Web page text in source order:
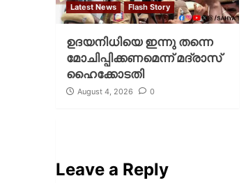
Latest News Flash Story
ഉദയനിധിയെ ഇന്നു തന്നെ
മോചിപ്പിക്കണമെന്ന് മദ്രാസ്
ഹൈക്കോടതി
August 4, 2026 0
Leave a Reply